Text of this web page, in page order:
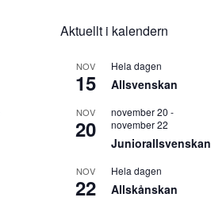
Aktuellt i kalendern
NOV
15
Hela dagen
Allsvenskan
NOV
20
november 20 -
november 22
Juniorallsvenskan
NOV
22
Hela dagen
Allskånskan